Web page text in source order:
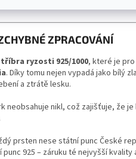
ZPRACOVÁNÍ
ryzosti 925/1000, které je pro
. Díky tomu nejen vypadá jako bílý
a ztrátě lesku.
neobsahuje nikl, což zajišťuje, že
prsten nese státní punc České
925 – záruku té nejvyšší kvality